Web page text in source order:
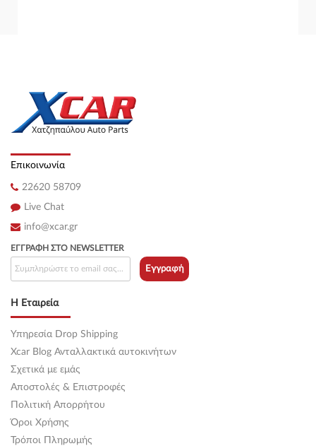
Επικοινωνία
22620 58709
Live Chat
info@xcar.gr
Η Εταιρεία
Υπηρεσία Drop Shipping
Xcar Blog Ανταλλακτικά αυτοκινήτων
Σχετικά με εμάς
Αποστολές & Επιστροφές
Πολιτική Απορρήτου
Όροι Χρήσης
Τρόποι Πληρωμής
ΕΓΓΡΑΦΉ ΣΤΟ NEWSLETTER
Εγγραφή